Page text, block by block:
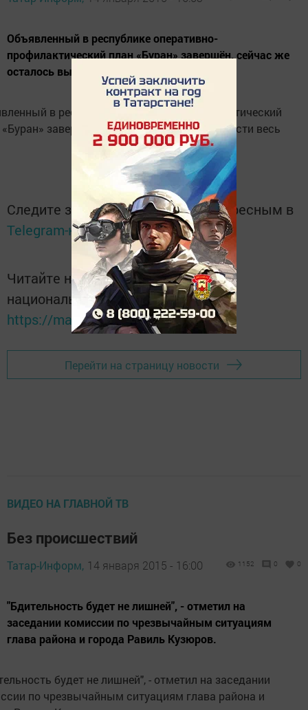
Объявленный в республике оперативно-
профилактический план «Буран» завершён, сейчас же
осталось вывести весь снег.
в республике оперативно-профилактический
завершён, сейчас же осталось вывести весь
Следите за самым важным и интересным в
Telegram-каналеТатмедиа
Читайте новости Татарстана в
национальном мессенджере MАХ:
https://max.ru/tatmedia
Перейти на страницу новости
ВИДЕО НА ГЛАВНОЙ ТВ
Без происшествий
Татар-Информ, 14 января 2015 - 16:00 1152 0 0
"Бдительность будет не лишней", - отметил на
заседании комиссии по чрезвычайным ситуациям
глава района и города Равиль Кузюров.
будет не лишней", - отметил на заседании
по чрезвычайным ситуациям глава района и